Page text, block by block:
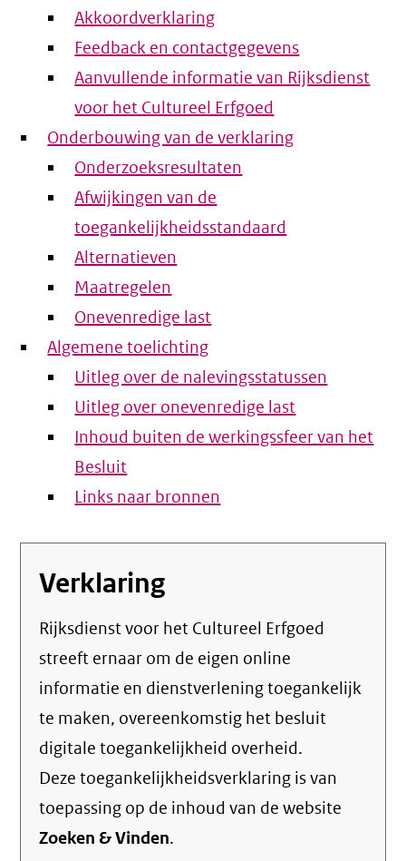
Akkoordverklaring
Feedback en contactgegevens
Aanvullende informatie van Rijksdienst
voor het Cultureel Erfgoed
Onderbouwing van de verklaring
Onderzoeksresultaten
Afwijkingen van de
toegankelijkheidsstandaard
Alternatieven
Maatregelen
Onevenredige last
Algemene toelichting
Uitleg over de nalevingsstatussen
Uitleg over onevenredige last
Inhoud buiten de werkingssfeer van het
Besluit
Links naar bronnen
Verklaring
Rijksdienst voor het Cultureel Erfgoed
streeft ernaar om de eigen online
informatie en dienstverlening toegankelijk
te maken, overeenkomstig het besluit
digitale toegankelijkheid overheid.
Deze toegankelijkheidsverklaring is van
toepassing op de inhoud van de website
Zoeken & Vinden.